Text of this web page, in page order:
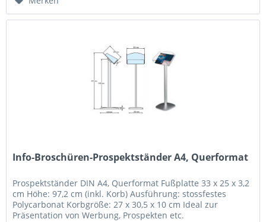
Info-Broschüren-Prospektständer A4, Querformat
Prospektständer DIN A4, Querformat Fußplatte 33 x 25 x 3,2
cm Höhe: 97,2 cm (inkl. Korb) Ausführung: stossfestes
Polycarbonat Korbgröße: 27 x 30,5 x 10 cm Ideal zur
Präsentation von Werbung, Prospekten etc.